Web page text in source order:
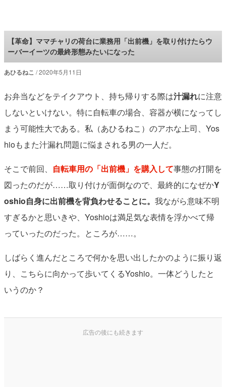
ロケットニュース24
【革命】ママチャリの荷台に業務用「出前機」を取り付けたらウ
ーバーイーツの最終形態みたいになった
あひるねこ 2020年5月11日
お弁当などをテイクアウト、持ち帰りする際は汁漏れに注意
しないといけない。特に自転車の場合、容器が横になってし
まう可能性大である。私（あひるねこ）のアホな上司、Yos
hioもまた汁漏れ問題に悩まされる男の一人だ。
そこで前回、 自転車用の「出前機」を購入して事態の打開を
図ったのだが……取り付けが面倒なので、最終的になぜかY
oshio自身に出前機を背負わせることに。 我ながら意味不明
すぎるかと思いきや、Yoshioは満足気な表情を浮かべて帰
っていったのだった。ところが……。
しばらく進んだところで何かを思い出したかのように振り返
り、こちらに向かって歩いてくるYoshio。一体どうしたと
いうのか？